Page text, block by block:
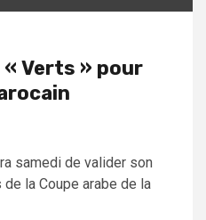
« Verts » pour
samedi de valider son
la Coupe arabe de la